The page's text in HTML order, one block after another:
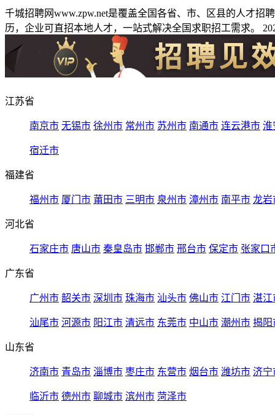
千城招聘网www.zpw.net是覆盖全国各省、市、区县的人才
历，企业可直招本地人才，一站式解决全国求职招工需求。
江苏省
南京市 无锡市 徐州市 常州市 苏州市 南通市 连云港市 淮
宿迁市
福建省
福州市 厦门市 莆田市 三明市 泉州市 漳州市 南平市 龙岩
河北省
石家庄市 唐山市 秦皇岛市 邯郸市 邢台市 保定市 张家口
广东省
广州市 韶关市 深圳市 珠海市 汕头市 佛山市 江门市 湛江
汕尾市 河源市 阳江市 清远市 东莞市 中山市 潮州市 揭阳
山东省
济南市 青岛市 淄博市 枣庄市 东营市 烟台市 潍坊市 济宁
临沂市 德州市 聊城市 滨州市 菏泽市